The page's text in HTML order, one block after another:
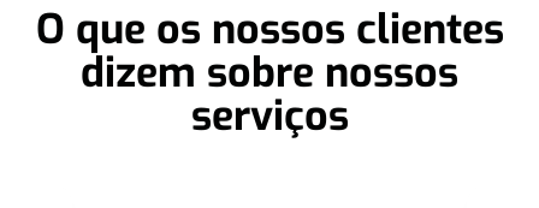
O que os nossos clientes
dizem sobre nossos
serviços